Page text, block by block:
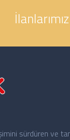
sürdüren ve